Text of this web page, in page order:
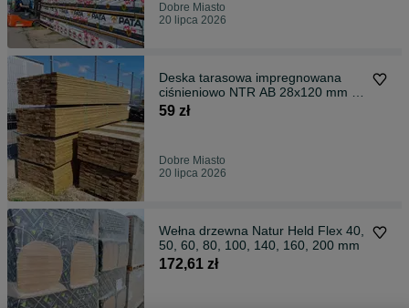
Dobre Miasto
20 lipca 2026
Deska tarasowa impregnowana
ciśnieniowo NTR AB 28x120 mm dł.
3,6 / 4,2
59 zł
Dobre Miasto
20 lipca 2026
Wełna drzewna Natur Held Flex 40,
50, 60, 80, 100, 140, 160, 200 mm
172,61 zł